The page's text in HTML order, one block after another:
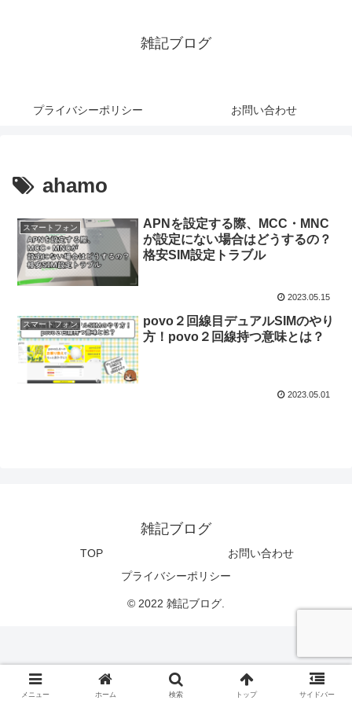
雑記ブログ
プライバシーポリシー お問い合わせ
ahamo
スマートフォン
APNを設定する際、MCC・MNC
が設定にない場合はどうするの？
格安SIM設定トラブル
2023.05.15
スマートフォン
povo２回線目デュアルSIMのやり
方！povo２回線持つ意味とは？
2023.05.01
雑記ブログ
TOP
お問い合わせ
プライバシーポリシー
© 2022 雑記ブログ.
メニュー ホーム 検索 トップ サイドバー